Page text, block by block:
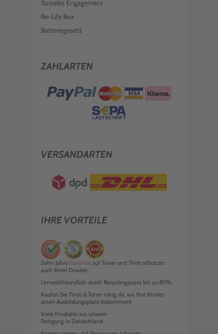
Soziales Engagement
Re-Life Box
Batteriegesetz
ZAHLARTEN
VERSANDARTEN
IHRE VORTEILE
Zehn Jahre Garantie auf Toner und Tinte schützen
auch Ihren Drucker.
Umweltfreundlich durch Recyclingquote bis zu 80%.
Kaufen Sie Tinte & Toner ruhig da, wo Ihre Kinder
einen Ausbildungsplatz bekommen!
Viele Produkte aus unserer
Fertigung in Deutschland.